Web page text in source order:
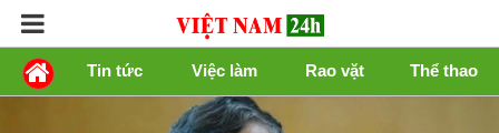
Tin tức Việc làm Rao vặt Thể thao